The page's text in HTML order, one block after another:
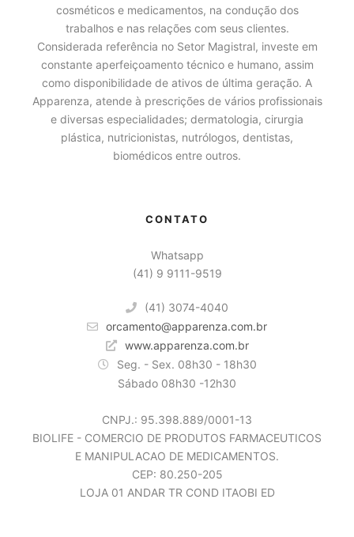
cosméticos e medicamentos, na condução dos
trabalhos e nas relações com seus clientes.
Considerada referência no Setor Magistral, investe em
constante aperfeiçoamento técnico e humano, assim
como disponibilidade de ativos de última geração. A
Apparenza, atende à prescrições de vários profissionais
e diversas especialidades; dermatologia, cirurgia
plástica, nutricionistas, nutrólogos, dentistas,
biomédicos entre outros.
CONTATO
Whatsapp
(41) 9 9111-9519
(41) 3074-4040
orcamento@apparenza.com.br
www.apparenza.com.br
Seg. - Sex. 08h30 - 18h30
Sábado 08h30 -12h30
CNPJ.: 95.398.889/0001-13
BIOLIFE - COMERCIO DE PRODUTOS FARMACEUTICOS
E MANIPULACAO DE MEDICAMENTOS.
CEP: 80.250-205
LOJA 01 ANDAR TR COND ITAOBI ED